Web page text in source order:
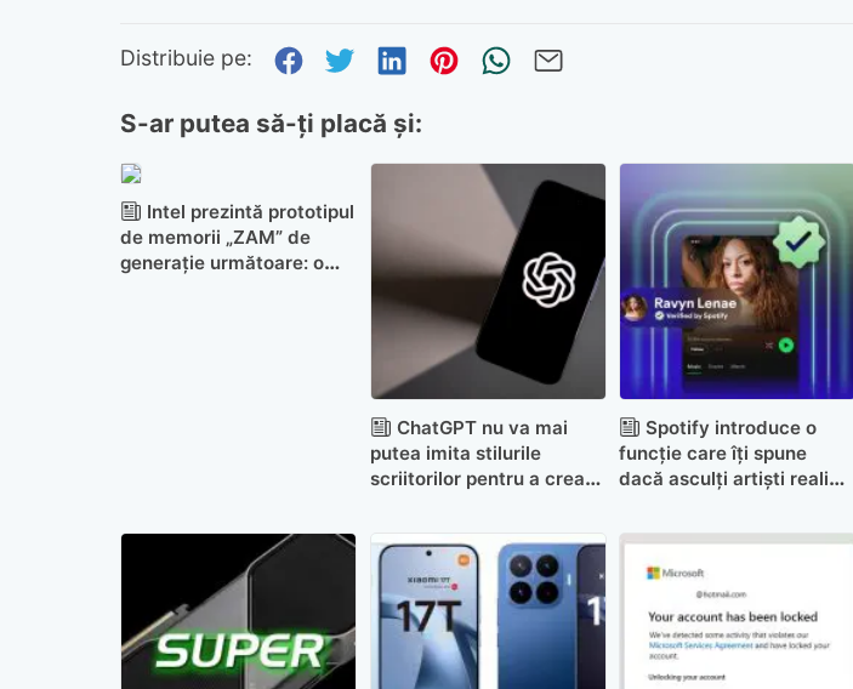
Distribuie pe: Distribuie pe Facebook
Distribuie pe Twitter
Distribuie pe LinkedIn
Distribuie pe Pinterest
Trimite prin whatsapp
S-ar putea să-ți placă și:
Intel prezintă prototipul
de memorii „ZAM” de
generație următoare: o
ChatGPT nu va mai
putea imita stilurile
scriitorilor pentru a crea
Spotify introduce o
funcție care îți spune
dacă asculți artiști reali